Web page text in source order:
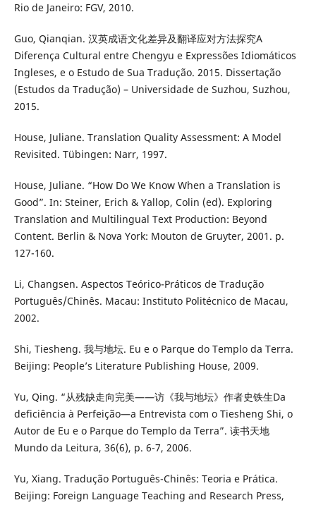
Rio de Janeiro: FGV, 2010.
Guo, Qianqian. 汉英成语文化差异及翻译应对方法探究A
Diferença Cultural entre Chengyu e Expressões Idiomáticos
Ingleses, e o Estudo de Sua Tradução. 2015. Dissertação
(Estudos da Tradução) – Universidade de Suzhou, Suzhou,
2015.
House, Juliane. Translation Quality Assessment: A Model
Revisited. Tübingen: Narr, 1997.
House, Juliane. “How Do We Know When a Translation is
Good”. In: Steiner, Erich & Yallop, Colin (ed). Exploring
Translation and Multilingual Text Production: Beyond
Content. Berlin & Nova York: Mouton de Gruyter, 2001. p.
127-160.
Li, Changsen. Aspectos Teórico-Práticos de Tradução
Português/Chinês. Macau: Instituto Politécnico de Macau,
2002.
Shi, Tiesheng. 我与地坛. Eu e o Parque do Templo da Terra.
Beijing: People’s Literature Publishing House, 2009.
Yu, Qing. “从残缺走向完美——访《我与地坛》作者史铁生Da
deficiência à Perfeição—a Entrevista com o Tiesheng Shi, o
Autor de Eu e o Parque do Templo da Terra”. 读书天地
Mundo da Leitura, 36(6), p. 6-7, 2006.
Yu, Xiang. Tradução Português-Chinês: Teoria e Prática.
Beijing: Foreign Language Teaching and Research Press,